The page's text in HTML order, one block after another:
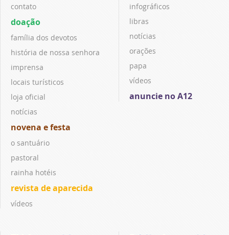
contato
doação
família dos devotos
história de nossa senhora
imprensa
locais turísticos
loja oficial
notícias
novena e festa
o santuário
pastoral
rainha hotéis
revista de aparecida
vídeos
infográficos
libras
notícias
orações
papa
vídeos
anuncie no A12